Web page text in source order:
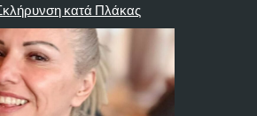
κατά Πλάκας